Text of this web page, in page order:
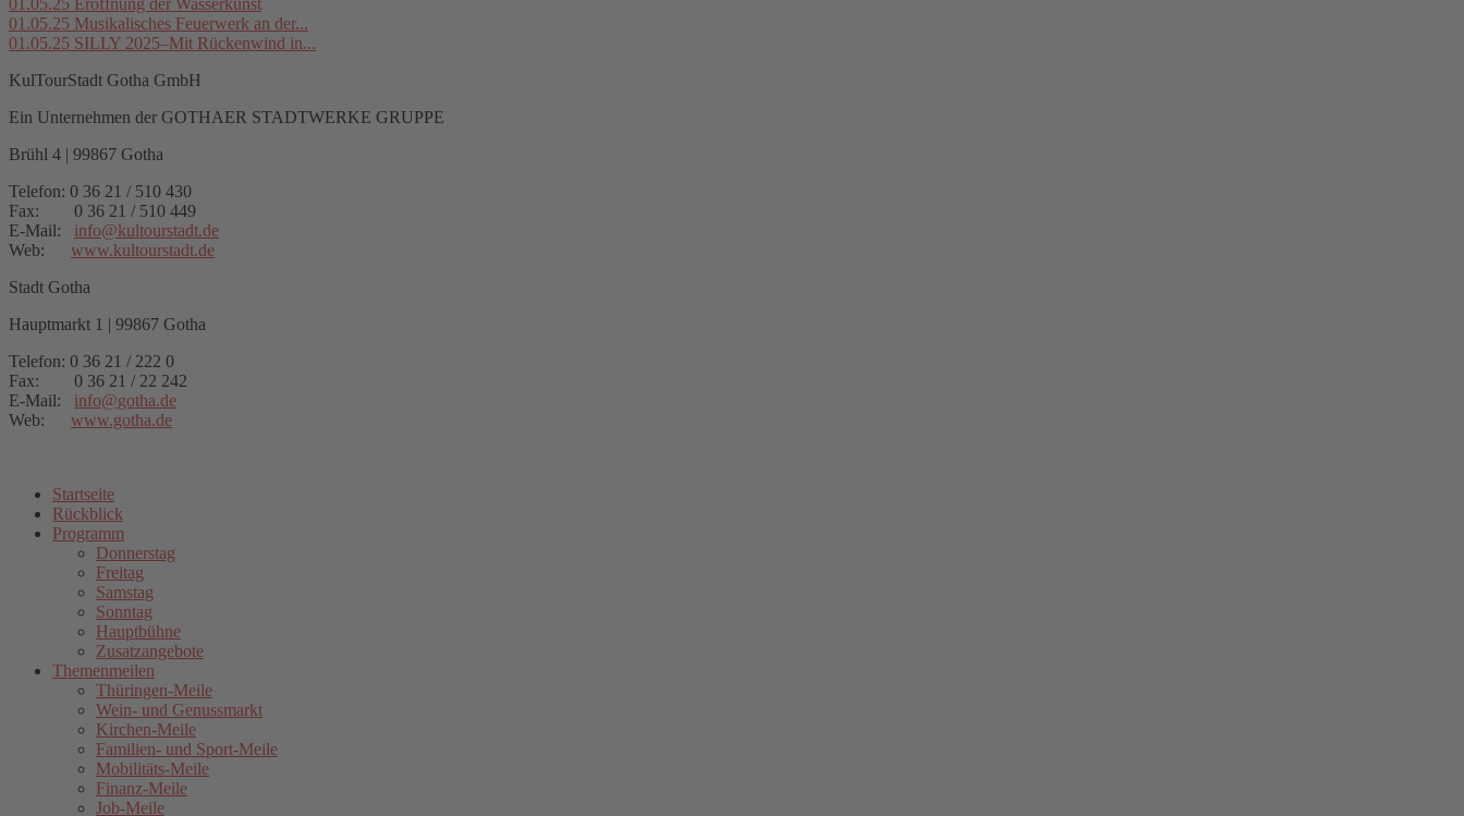
01.05.25 Eröffnung der Wasserkunst
01.05.25 Musikalisches Feuerwerk an der...
01.05.25 SILLY 2025–Mit Rückenwind in...
KulTourStadt Gotha GmbH
Ein Unternehmen der GOTHAER STADTWERKE GRUPPE
Brühl 4 | 99867 Gotha
Telefon: 0 36 21 / 510 430
Fax: 0 36 21 / 510 449
E-Mail: info@kultourstadt.de
Web: www.kultourstadt.de
Stadt Gotha
Hauptmarkt 1 | 99867 Gotha
Telefon: 0 36 21 / 222 0
Fax: 0 36 21 / 22 242
E-Mail: info@gotha.de
Web: www.gotha.de
Startseite
Rückblick
Programm
Donnerstag
Freitag
Samstag
Sonntag
Hauptbühne
Zusatzangebote
Themenmeilen
Thüringen-Meile
Wein- und Genussmarkt
Kirchen-Meile
Familien- und Sport-Meile
Mobilitäts-Meile
Finanz-Meile
Job-Meile